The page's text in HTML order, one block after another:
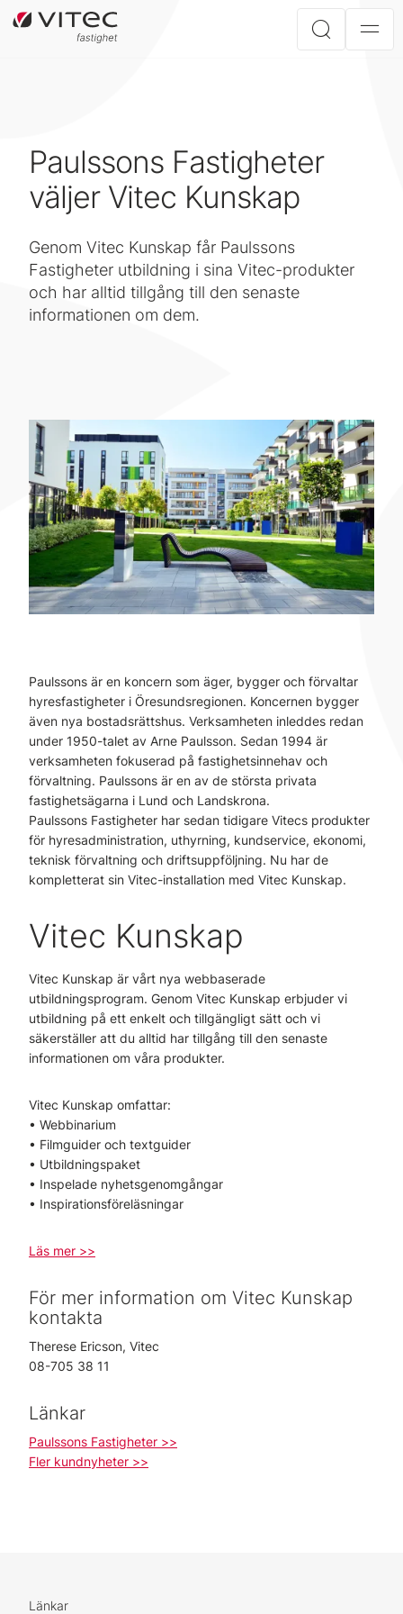
Paulssons Fastigheter
väljer Vitec Kunskap
Genom Vitec Kunskap får Paulssons
Fastigheter utbildning i sina Vitec-produkter
och har alltid tillgång till den senaste
informationen om dem.
Paulssons är en koncern som äger, bygger och förvaltar
hyresfastigheter i Öresundsregionen. Koncernen bygger
även nya bostadsrättshus. Verksamheten inleddes redan
under 1950-talet av Arne Paulsson. Sedan 1994 är
verksamheten fokuserad på fastighetsinnehav och
förvaltning. Paulssons är en av de största privata
fastighetsägarna i Lund och Landskrona.
Paulssons Fastigheter har sedan tidigare Vitecs produkter
för hyresadministration, uthyrning, kundservice, ekonomi,
teknisk förvaltning och driftsuppföljning. Nu har de
kompletterat sin Vitec-installation med Vitec Kunskap.
Vitec Kunskap
Vitec Kunskap är vårt nya webbaserade
utbildningsprogram. Genom Vitec Kunskap erbjuder vi
utbildning på ett enkelt och tillgängligt sätt och vi
säkerställer att du alltid har tillgång till den senaste
informationen om våra produkter.
Vitec Kunskap omfattar:
• Webbinarium
• Filmguider och textguider
• Utbildningspaket
• Inspelade nyhetsgenomgångar
• Inspirationsföreläsningar
Läs mer >>
För mer information om Vitec Kunskap
kontakta
Therese Ericson, Vitec
08-705 38 11
Länkar
Paulssons Fastigheter >>
Fler kundnyheter >>
Länkar